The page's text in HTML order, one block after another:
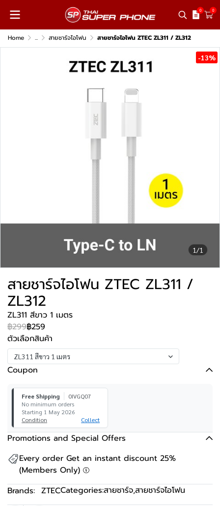
0 0
Home ... สายชาร์จไอโฟน สายชาร์จไอโฟน ZTEC ZL311 / ZL312
1/1
-13%
สายชาร์จไอโฟน ZTEC ZL311 /
ZL312
ZL311 สีขาว 1 เมตร
฿299฿259
ตัวเลือกสินค้า
ZL311 สีขาว 1 เมตร
Coupon
Free Shipping
0IVGQ07
No minimum orders
Starting 1 May 2026
Condition
Collect
Promotions and Special Offers
Every order Get an instant discount 25%
(Members Only)
Brands: ZTECCategories:สายชาร์จ,สายชาร์จไอโฟน